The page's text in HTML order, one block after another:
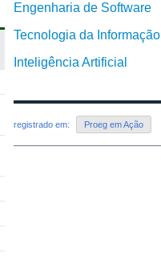
Engenharia de Software
Tecnologia da Informação
Inteligência Artificial
registrado em: Proeg em Ação